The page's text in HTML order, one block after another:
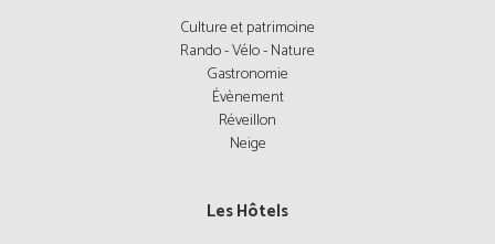
Culture et patrimoine
Rando - Vélo - Nature
Gastronomie
Évènement
Réveillon
Neige
Les Hôtels